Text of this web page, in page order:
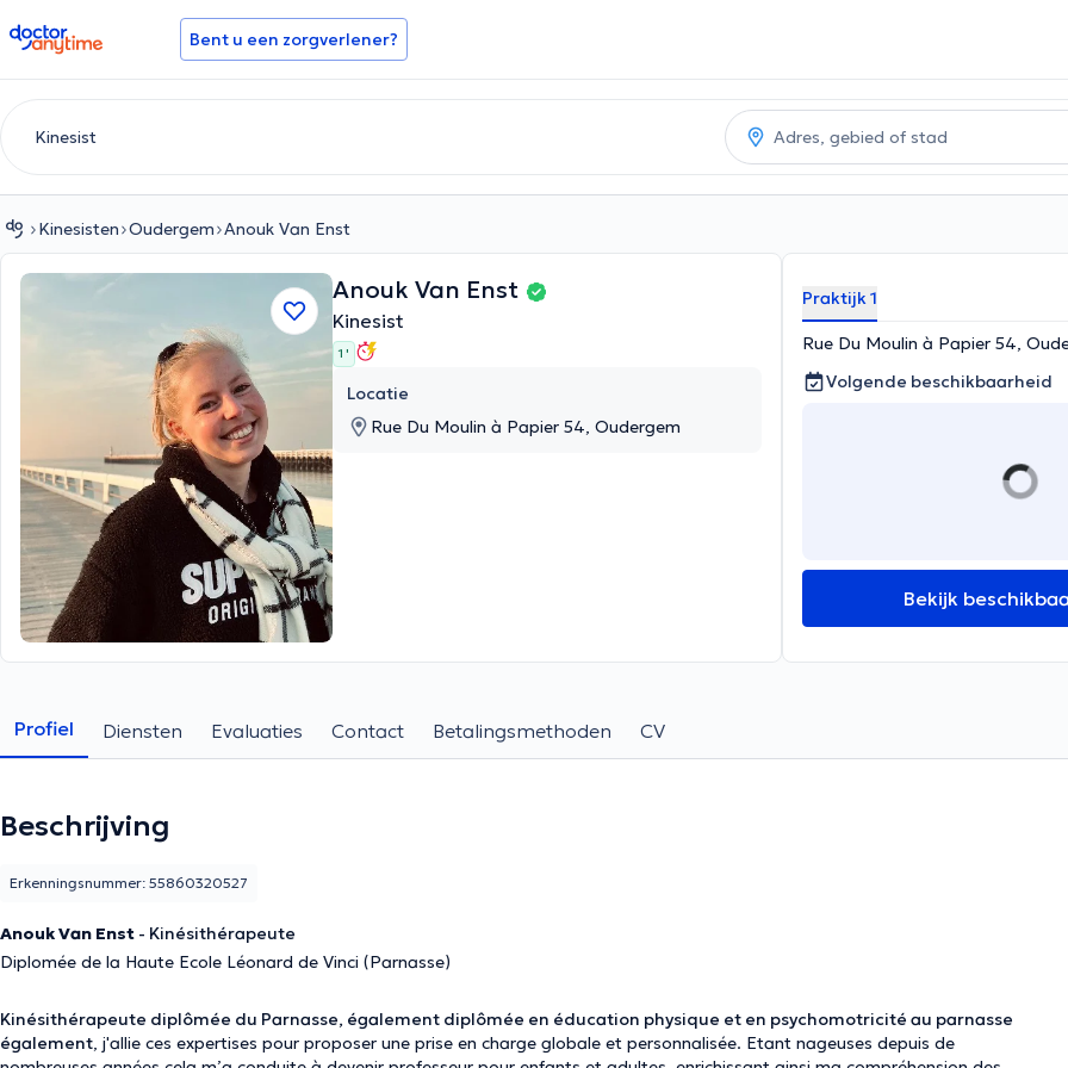
doctoranytime Bent u een zorgverlener?
Kinesisten Oudergem Anouk Van Enst
Anouk Van Enst
Kinesist
1 '
Locatie
Rue Du Moulin à Papier 54, Oudergem
Praktijk 1
Rue Du Moulin à Papier 54,
Volgende beschikbaarheid
Bekijk
Profiel Diensten Evaluaties Contact Betalingsmethoden CV
Beschrijving
Anouk Van Enst - Kinésithérapeute
Diplomée de la Haute Ecole Léonard de Vinci (Parnasse)
Kinésithérapeute diplômée du Parnasse, également diplômée en éducation physique et en psychomotricité au parnasse
également, j'allie ces expertises pour proposer une prise en charge globale et personnalisée. Etant nageuses depuis de
Erkenningsnummer: 55860320527